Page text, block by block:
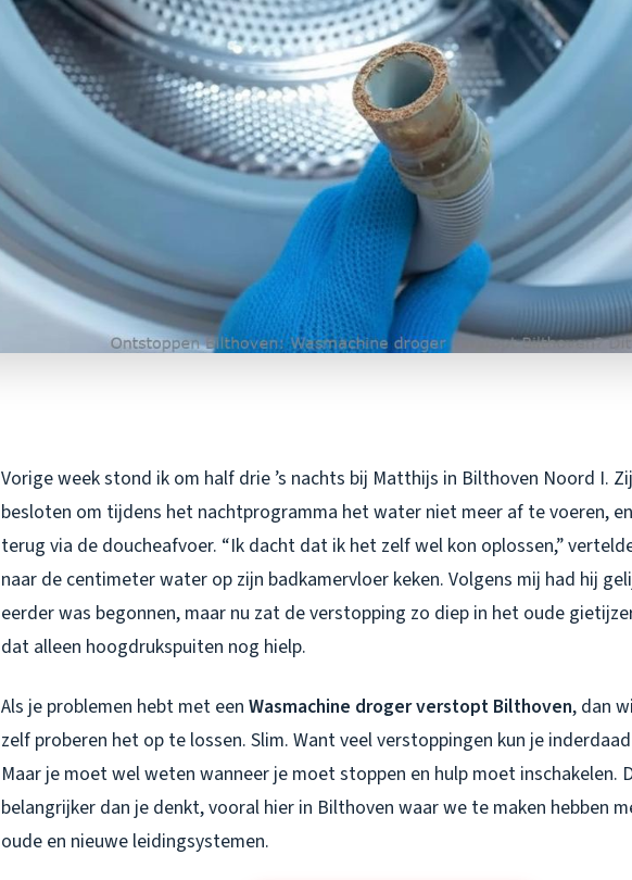
Vorige week stond ik om half drie ’s nachts bij Matthijs in Bilthoven Noord I.
besloten om tijdens het nachtprogramma het water niet meer af te voeren,
terug via de doucheafvoer. “Ik dacht dat ik het zelf wel kon oplossen,”
naar de centimeter water op zijn badkamervloer keken. Volgens mij had hij
eerder was begonnen, maar nu zat de verstopping zo diep in het oude
dat alleen hoogdrukspuiten nog hielp.
Als je problemen hebt met een Wasmachine droger verstopt Bilthoven, dan
zelf proberen het op te lossen. Slim. Want veel verstoppingen kun je
Maar je moet wel weten wanneer je moet stoppen en hulp moet inschakelen.
belangrijker dan je denkt, vooral hier in Bilthoven waar we te maken hebben
oude en nieuwe leidingsystemen.